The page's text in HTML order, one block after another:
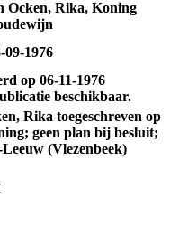
Ocken, Rika, Koning
09-1976
op 06-11-1976
beschikbaar.
Rika toegeschreven op
geen plan bij besluit;
(Vlezenbeek)